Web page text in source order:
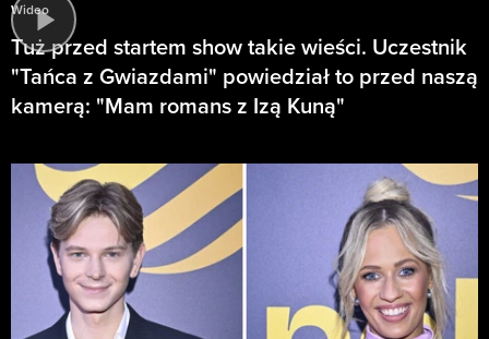
Wideo
Tuż przed startem show takie wieści. Uczestnik
"Tańca z Gwiazdami" powiedział to przed naszą
kamerą: "Mam romans z Izą Kuną"